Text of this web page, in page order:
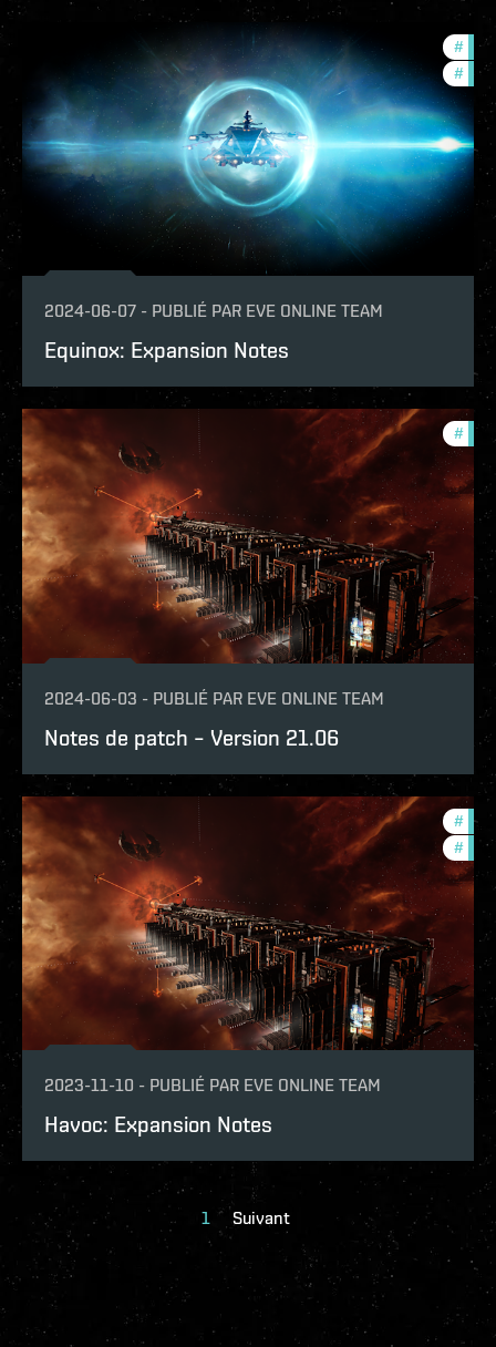
#
#
2024-06-07 - PUBLIÉ PAR EVE ONLINE TEAM
Equinox: Expansion Notes
#
2024-06-03 - PUBLIÉ PAR EVE ONLINE TEAM
Notes de patch – Version 21.06
#
#
2023-11-10 - PUBLIÉ PAR EVE ONLINE TEAM
Havoc: Expansion Notes
1 Suivant